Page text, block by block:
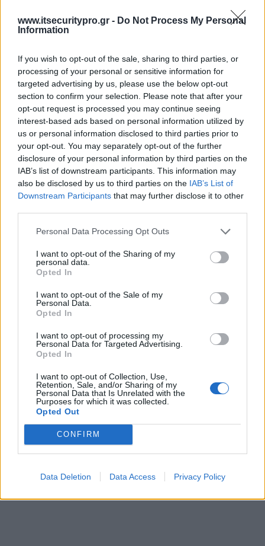
www.itsecuritypro.gr - Do Not Process My Personal
Information
If you wish to opt-out of the sale, sharing to third parties, or
processing of your personal or sensitive information for
targeted advertising by us, please use the below opt-out
section to confirm your selection. Please note that after your
opt-out request is processed you may continue seeing
interest-based ads based on personal information utilized by
us or personal information disclosed to third parties prior to
your opt-out. You may separately opt-out of the further
disclosure of your personal information by third parties on the
IAB’s list of downstream participants. This information may
also be disclosed by us to third parties on the IAB’s List of
Downstream Participants that may further disclose it to other
Personal Data Processing Opt Outs
I want to opt-out of the Sharing of my
personal data.
Opted In
I want to opt-out of the Sale of my
Personal Data.
Opted In
I want to opt-out of processing my
Personal Data for Targeted Advertising.
Opted In
I want to opt-out of Collection, Use,
Retention, Sale, and/or Sharing of my
Personal Data that Is Unrelated with the
Purposes for which it was collected.
Opted Out
CONFIRM
Data Deletion Data Access Privacy Policy
Σχεδιάστε τα νέα σας δίκτυα για
προτάσεις της Dell
Αλλαγές σε επίπεδο οργάνωσης datacenter και
εφαρμογών αλλά και η υποστήριξη προηγμένων
χαρακτηριστικών mobility, επιβάλλουν την
αναθεώρηση του τρόπου που…
Posted on 01 Σεπ 2013
ΕΓΓΡΑΦΗ ΣΤΟ NEWSLETTER
ΤΕΛΕΥΤΑΙΟ ΤΕΥΧΟΣ